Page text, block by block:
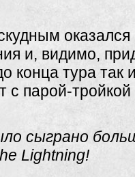
и, видимо,
конца тура так
с парой-
сыграно
Lightning!